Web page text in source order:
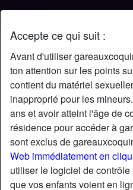
Accepte ce qui suit :
Avant d'utiliser
ton attention sur les points
contient du matériel
inapproprié pour les
ans et avoir atteint l'âge de
résidence pour accéder à
sont exclus de
Web immédiatement en
utiliser le logiciel de
que vos enfants voient en
Profil de